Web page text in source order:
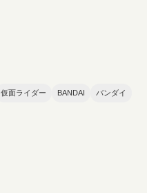
仮面ライダー BANDAI バンダイ